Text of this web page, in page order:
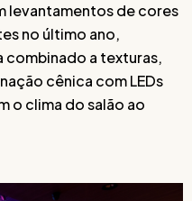
levantamentos de cores
no último ano,
combinado a texturas,
cênica com LEDs
o clima do salão ao